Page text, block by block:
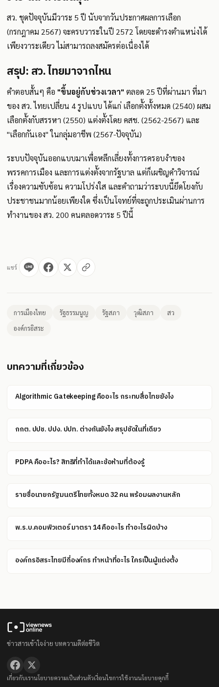
สว. ชุดปัจจุบันมีวาระ 5 ปี นับจากวันประกาศผลการเลือก
(กรกฎาคม 2567) จะครบวาระในปี 2572 โดยจะดำรงตำแหน่งได้
เพียงวาระเดียว ไม่สามารถลงสมัครต่อเนื่องได้
สรุป: สว. ไทยมาจากไหน
คำตอบสั้นๆ คือ "ขึ้นอยู่กับช่วงเวลา" ตลอด 25 ปีที่ผ่านมา ที่มา
ของ สว. ไทยเปลี่ยน 4 รูปแบบ ได้แก่ เลือกตั้งทั้งหมด (2540) ผสม
เลือกตั้งกับสรรหา (2550) แต่งตั้งโดย คสช. (2562-2567) และ
"เลือกกันเอง" ในกลุ่มอาชีพ (2567-ปัจจุบัน)
ระบบปัจจุบันออกแบบมาเพื่อหลีกเลี่ยงทั้งการครอบงำของ
พรรคการเมือง และการแต่งตั้งจากรัฐบาล แต่ก็เผชิญคำวิจารณ์
เรื่องความซับซ้อน ความโปร่งใส และคำถามว่าระบบนี้ยึดโยงกับ
ประชาชนมากน้อยเพียงใด ซึ่งเป็นโจทย์ที่จะถูกประเมินผ่านการ
ทำงานของ สว. 200 คนตลอดวาระ 5 ปีนี้
แชร์
การเมืองไทย รัฐธรรมนูญ รัฐสภา วุฒิสภา
สว
องค์กรอิสระ
บทความที่เกี่ยวข้อง
Algorithmic Gatekeeping คืออะไร กระทบสื่อไทยยังไง
กกต. ปปช. ปปง. ปปท. ต่างกันยังไง สรุปชัดในที่เดียว
PDPA คืออะไร? สิทธิที่ทำได้และข้อห้ามที่ต้องรู้
รายชื่อนายกรัฐมนตรีไทยทั้งหมด 32 คน พร้อมผลงานหลัก
พ.ร.บ.คอมพิวเตอร์ มาตรา 14 คืออะไร ทำอะไรผิดบ้าง
องค์กรอิสระไทยมีกี่องค์กร ทำหน้าที่อะไร ใครเป็นผู้แต่งตั้ง
ข่าวสารเข้าใจง่าย บทความดีต่อชีวิต
เกี่ยวกับเรานโยบายความเป็นส่วนตัวเงื่อนไขการใช้งานนโยบายคุกกี้